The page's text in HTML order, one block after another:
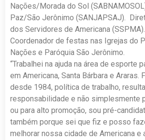
Nações/Morada do Sol
Paz/São Jerônimo (SANJAPSAJ).
dos Servidores de Americana
Coordenador de festas nas Igrejas do
Nações e Paróquia São Jerônimo.
“Trabalhei na ajuda na área de esporte
em Americana, Santa Bárbara e Araras.
desde 1984, política de trabalho,
responsabilidade e não simplesmente
ou para alto promoção, sou pré-
também porque sei que fiz e posso
melhorar nossa cidade de Americana e